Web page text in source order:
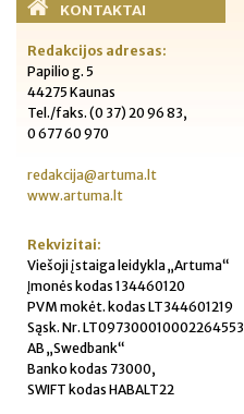
KONTAKTAI
Redakcijos adresas:
Papilio g. 5
44275 Kaunas
Tel./faks. (0 37) 20 96 83,
0 677 60 970
redakcija@artuma.lt
www.artuma.lt
Rekvizitai:
Viešoji įstaiga leidykla „Artuma“
Įmonės kodas 134460120
PVM mokėt. kodas LT344601219
Sąsk. Nr. LT097300010002264553
AB „Swedbank“
Banko kodas 73000,
SWIFT kodas HABALT22